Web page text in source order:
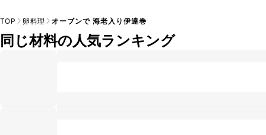
TOP 卵料理 オーブンで 海老入り伊達巻
同じ材料の人気ランキング